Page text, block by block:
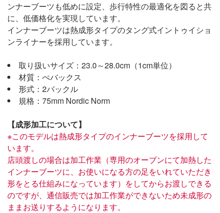
ンナーブーツも低めに設定、歩行特性の最適化を図ると共
に、低価格化を実現しています。
インナーブーツは熱成形タイプのタング式イントゥイショ
ンライナーを採用しています。
取り扱いサイズ：23.0～28.0cm（1cm単位）
材質：ぺバックス
形式：2バックル
規格：75mm Nordic Norm
【成形加工について】
※このモデルは熱成形タイプのインナーブーツを採用して
います。
店頭渡しの場合は加工作業（専用のオーブンにて加熱した
インナーブーツに、お使いになる方の足をいれていただき
形をとる仕組みになっています）をしてからお渡しできる
のですが、通信販売では加工作業ができないため未成形の
ままお送りするようになります。